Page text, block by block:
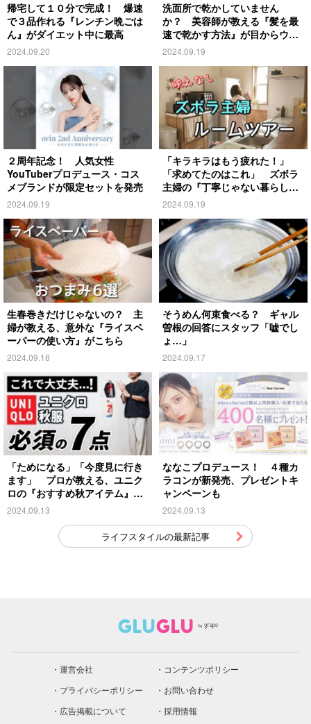
帰宅して１０分で完成！ 爆速
で３品作れる『レンチン晩ごは
ん』がダイエット中に最高
2024.09.20
洗面所で乾かしていません
か？ 美容師が教える『髪を最
速で乾かす方法』が目からウロ
コ
2024.09.19
２周年記念！ 人気女性
YouTuberプロデュース・コス
メブランドが限定セットを発売
2024.09.19
「キラキラはもう疲れた！」
「求めてたのはこれ」 ズボラ
主婦の『丁寧じゃない暮らし』
がこちら
2024.09.19
生春巻きだけじゃないの？ 主
婦が教える、意外な『ライスペ
ーパーの使い方』がこちら
2024.09.18
そうめん何束食べる？ ギャル
曽根の回答にスタッフ「嘘でし
ょ…」
2024.09.17
「ためになる」「今度見に行き
ます」 プロが教える、ユニク
ロの『おすすめ秋アイテム』が
こちら
2024.09.13
ななこプロデュース！ ４種カ
ラコンが新発売、プレゼントキ
ャンペーンも
2024.09.13
ライフスタイルの最新記事
運営会社
コンテンツポリシー
プライバシーポリシー
お問い合わせ
広告掲載について
採用情報